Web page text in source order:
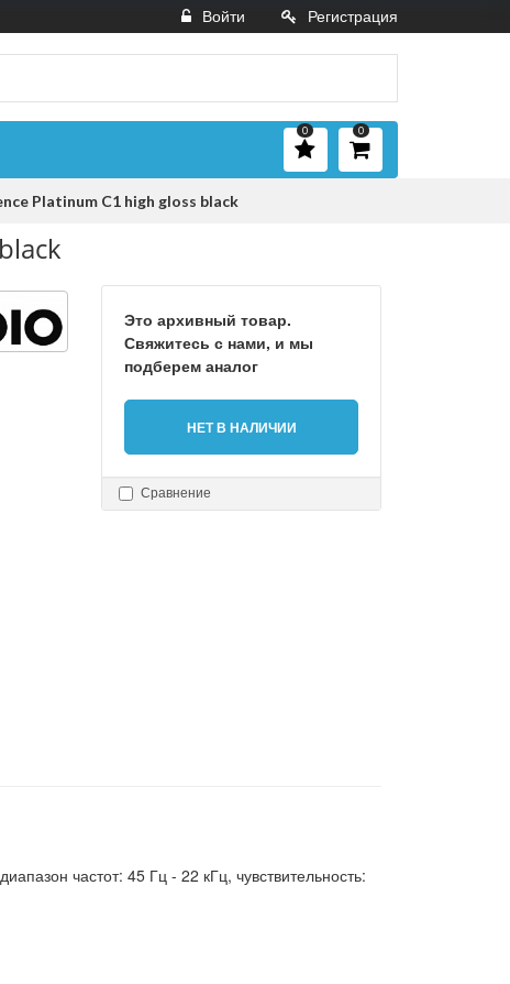
Войти Регистрация
0
0
Platinum C1 high gloss black
Это архивный товар.
Свяжитесь с нами, и мы
подберем аналог
НЕТ В НАЛИЧИИ
Сравнение
частот: 45 Гц - 22 кГц, чувствительность: